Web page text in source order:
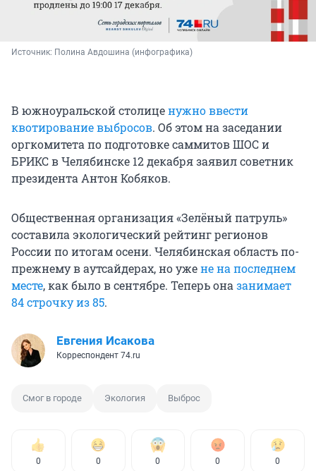
Источник: Полина Авдошина (инфографика)
В южноуральской столиценужно ввести
квотирование выбросов. Об этом на заседании
оргкомитета по подготовке саммитов ШОС и
БРИКС в Челябинске 12 декабря заявил советник
президента Антон Кобяков.
Общественная организация «Зелёный патруль»
составила экологический рейтинг регионов
России по итогам осени. Челябинская область по-
прежнему в аутсайдерах, но ужене на последнем
месте, как было в сентябре. Теперь она занимает
84 строчку из 85.
Евгения Исакова
Корреспондент 74.ru
Смог в городе Экология Выброс
0 0 0 0 0